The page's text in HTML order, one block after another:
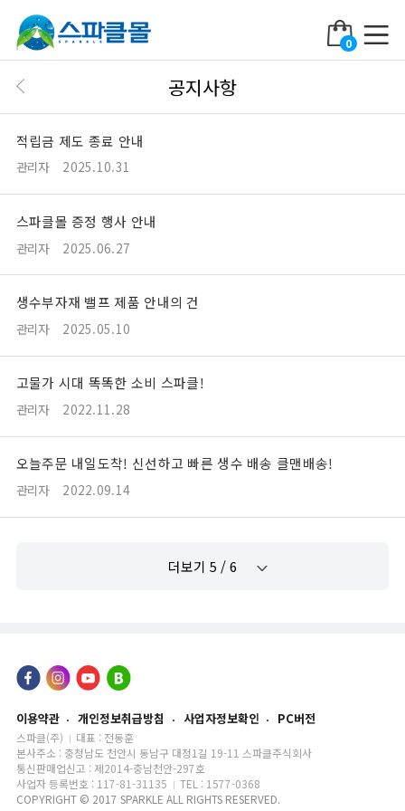
0
공지사항
적립금 제도 종료 안내
관리자 2025.10.31
스파클몰 증정 행사 안내
관리자 2025.06.27
생수부자재 밸프 제품 안내의 건
관리자 2025.05.10
고물가 시대 똑똑한 소비 스파클!
관리자 2022.11.28
오늘주문 내일도착! 신선하고 빠른 생수 배송 클맨배송!
관리자 2022.09.14
더보기 5 /6
이용약관 개인정보취급방침 사업자정보확인 PC버전
스파클(주)
대표 : 전동훈
본사주소 : 충청남도 천안시 동남구 대정1길 19-11 스파클주식회사
통신판매업신고 : 제2014-충남천안-297호
사업자 등록번호 : 117-81-31135
TEL : 1577-0368
COPYRIGHT © 2017 SPARKLE ALL RIGHTS RESERVED.